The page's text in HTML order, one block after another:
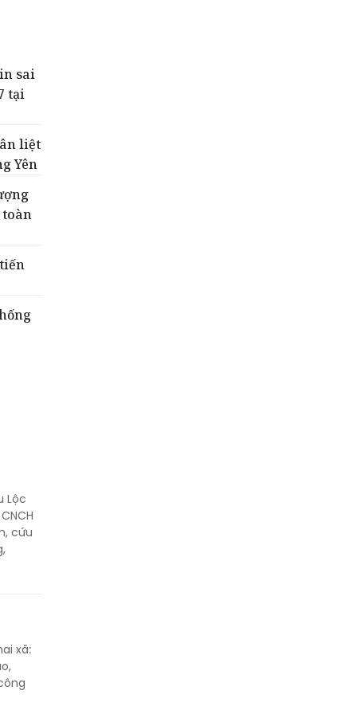
sai
tại
liệt
Yên
toàn
Lộc
cứu
xã: